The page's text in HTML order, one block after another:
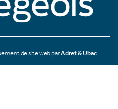
de site web parAdret & Ubac